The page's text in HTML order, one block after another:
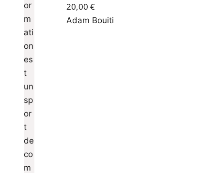
20,00 €
Adam Bouiti